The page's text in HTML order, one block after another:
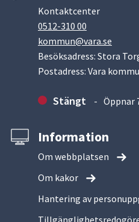
Kontaktcenter
0512-310 00
kommun@vara.se
Besöksadress: Stora
Postadress: Vara
Stängt Öppnar
Information
Om webbplatsen
Om kakor
Hantering av